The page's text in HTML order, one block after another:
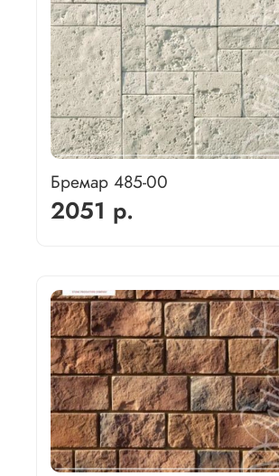
Бремар 485-00
2051 р.